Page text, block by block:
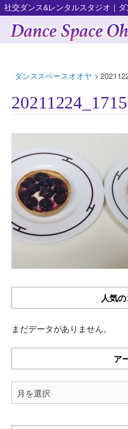
社交ダンス&レンタルスタジオ｜
ダンススペースオオヤ >
人気
まだデータがありません。
ア
ア
ー